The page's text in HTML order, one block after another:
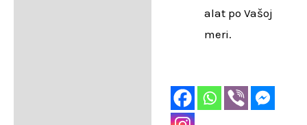
alat po Vašoj
meri.